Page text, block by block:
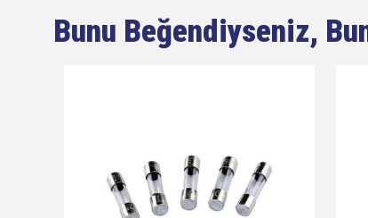
Bunu Beğendiyseniz,